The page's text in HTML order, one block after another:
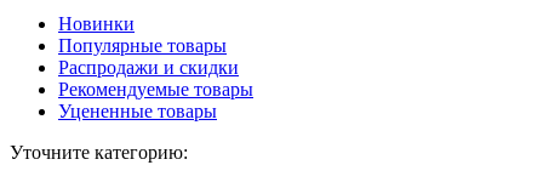
Новинки
Популярные товары
Распродажи и скидки
Рекомендуемые товары
Уцененные товары
Уточните категорию: